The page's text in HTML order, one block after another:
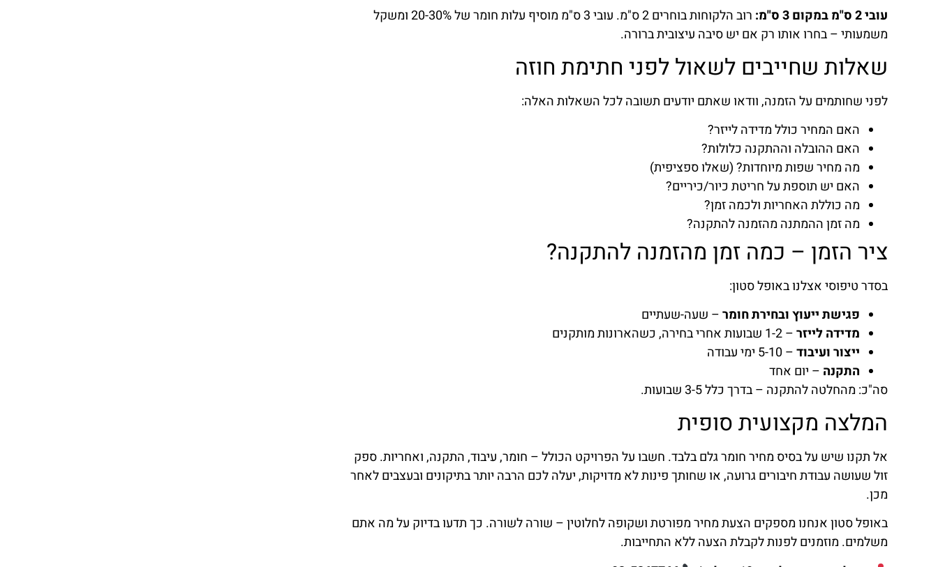
עובי 2 ס"מ במקום 3 ס"מ:
רוב הלקוחות בוחרים 2 ס"מ. עובי 3 ס"מ מוסיף עלות חומר של 20-30% ומשקל
משמעותי – בחרו אותו רק אם יש סיבה עיצובית ברורה.
שאלות שחייבים לשאול לפני חתימת חוזה
לפני שחותמים על הזמנה, וודאו שאתם יודעים תשובה לכל השאלות האלה:
האם המחיר כולל מדידה לייזר?
האם ההובלה וההתקנה כלולות?
מה מחיר שפות מיוחדות? (שאלו ספציפית)
האם יש תוספת על חריטת כיור/כיריים?
מה כוללת האחריות ולכמה זמן?
מה זמן ההמתנה מהזמנה להתקנה?
ציר הזמן – כמה זמן מהזמנה להתקנה?
בסדר טיפוסי אצלנו באופל סטון:
פגישת ייעוץ ובחירת חומר– שעה-שעתיים
מדידה לייזר– 1-2 שבועות אחרי בחירה, כשהארונות מותקנים
ייצור ועיבוד– 5-10 ימי עבודה
התקנה – יום אחד
סה"כ: מהחלטה להתקנה – בדרך כלל 3-5 שבועות.
המלצה מקצועית סופית
אל תקנו שיש על בסיס מחיר חומר גלם בלבד. חשבו על הפרויקט הכולל – חומר, עיבוד, התקנה, ואחריות. ספק
זול שעושה עבודת חיבורים גרועה, או שחותך פינות לא מדויקות, יעלה לכם הרבה יותר בתיקונים ובעצבים לאחר
מכן.
באופל סטון אנחנו מספקים הצעת מחיר מפורטת ושקופה לחלוטין – שורה לשורה. כך תדעו בדיוק על מה אתם
משלמים. מוזמנים לפנות לקבלת הצעה ללא התחייבות.